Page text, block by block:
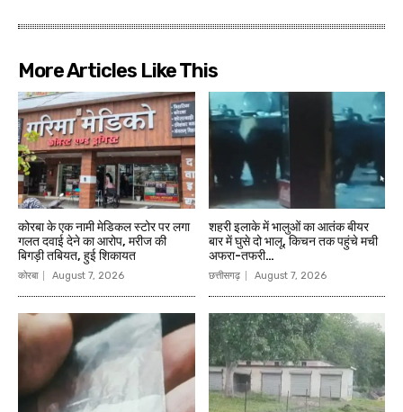
More Articles Like This
कोरबा के एक नामी मेडिकल स्टोर पर लगा
गलत दवाई देने का आरोप, मरीज की
बिगड़ी तबियत, हुई शिकायत
कोरबा August 7, 2026
शहरी इलाके में भालुओं का आतंक बीयर
बार में घुसे दो भालू, किचन तक पहुंचे मची
अफरा-तफरी…
छत्तीसगढ़ August 7, 2026